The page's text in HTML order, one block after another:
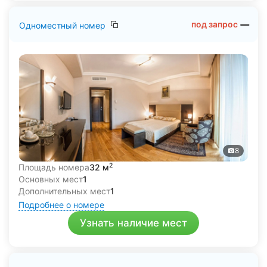
санаторно-курортным учреждениям, которые
специализируются на болезнях сердечно-сосудистой,
предлагают услуги по диагностике, лечению и
профилактике множества заболеваний. Здесь можно
полечиться и поправить здоровье с помощью разных
видов ванн, гальваногрязелечения, ингаляций с
минеральной водой, спелеотерапии, специальных
видов массажа.
Одноместный номер под запрос
8
Площадь номера32 м2
Основных мест1
Дополнительных мест1
Подробнее о номере
Узнать наличие мест